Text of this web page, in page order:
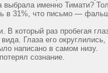
именно Тимати?
в 31%, что письмо —
В который раз пробегая
Глаза его
написано в самом низу.
сознание.